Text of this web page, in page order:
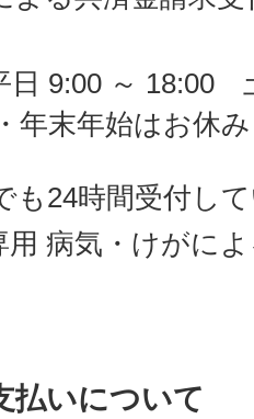
日 9:00 ～ 18:00
年末年始はお休み
24時間受付し
用 病気・けがに
払いについて